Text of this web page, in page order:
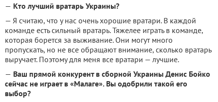
— Кто лучший вратарь Украины?
— Я считаю, что у нас очень хорошие вратари. В каждой
команде есть сильный вратарь. Тяжелее играть в команде,
которая борется за выживание. Они могут много
пропускать, но не все обращают внимание, сколько вратарь
выручает. Поэтому для меня все вратари — лучшие.
— Ваш прямой конкурент в сборной Украины Денис Бойко
сейчас не играет в «Малаге». Вы одобрили такой его
выбор?